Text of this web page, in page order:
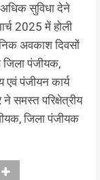
सुविधा देने
2025 में होली
अवकाश दिवसों
जिला पंजीयक,
पंजीयन कार्य
समस्त परिक्षेत्रीय
जिला पंजीयक